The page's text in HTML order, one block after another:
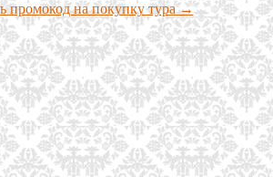
промокод на покупку тура →